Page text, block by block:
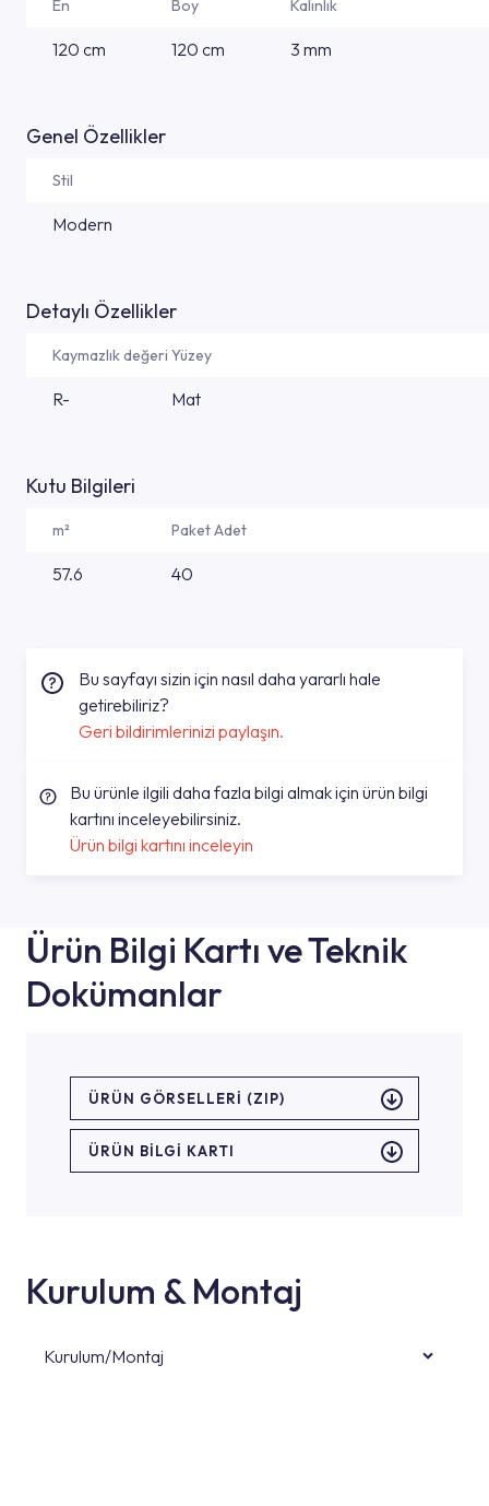
En Boy Kalınlık
120 cm 120 cm 3 mm
Genel Özellikler
Stil
Modern
Detaylı Özellikler
Kaymazlık değeri Yüzey
R- Mat
Kutu Bilgileri
m² Paket Adet
57.6 40
Bu sayfayı sizin için nasıl daha yararlı hale
getirebiliriz?
Geri bildirimlerinizi paylaşın.
Bu ürünle ilgili daha fazla bilgi almak için ürün bilgi
kartını inceleyebilirsiniz.
Ürün bilgi kartını inceleyin
Ürün Bilgi Kartı ve Teknik
Dokümanlar
ÜRÜN GÖRSELLERI (ZIP)
ÜRÜN BILGI KARTI
Kurulum & Montaj
Kurulum/Montaj